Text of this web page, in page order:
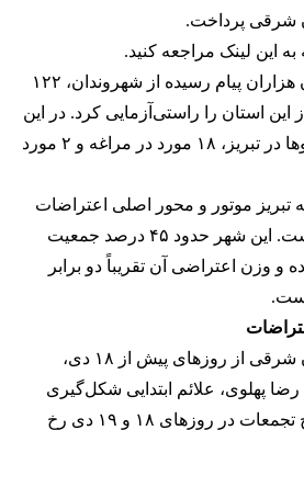
شرقی پرداخت.
این لینک مراجعه کنید.
ایران اینترنشنال از میان هزاران پیام رسیده از شهروندان، ۱۲۲
این استان را راستی‌آزمایی کرد. در این
میان، ۱۰۲ مورد از ویدیوها در تبریز، ۱۸ مورد در مراغه و ۲ مورد
تبریز موتور و محور اصلی اعتراضات
دی‌ماه در استان بوده است. این شهر حدود ۴۵ درصد جمعیت
و وزن اعتراضی آن تقریباً دو برابر
انقلاب ملی در آذربایجان شرقی از روزهای پیش از ۱۸ دی،
پهلوی، علائم ابتدایی شکل‌گیری
خود را نشان داد، اما اوج تجمعات در روزهای ۱۸ و ۱۹ دی رخ